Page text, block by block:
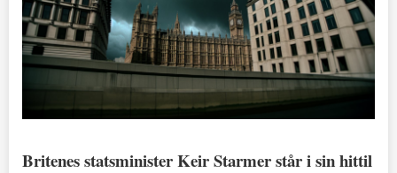
Britenes statsminister Keir Starmer står i sin hittil